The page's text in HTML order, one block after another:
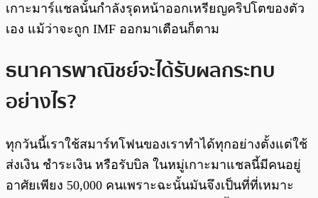
เกาะมาร์แชลนั้นกำลังรุดหน้าออกเหรียญคริปโตของตัว
เอง แม้ว่าจะถูก IMF ออกมาเตือนก็ตาม
ธนาคารพาณิชย์จะได้รับผลกระทบ
อย่างไร?
ทุกวันนี้เราใช้สมาร์ทโฟนของเราทำได้ทุกอย่างตั้งแต่ใช้
ส่งเงิน ชำระเงิน หรือรับบิล ในหมู่เกาะมาแชลนี้มีคนอยู่
อาศัยเพียง 50,000 คนเพราะฉะนั้นมันจึงเป็นที่ที่เหมาะ